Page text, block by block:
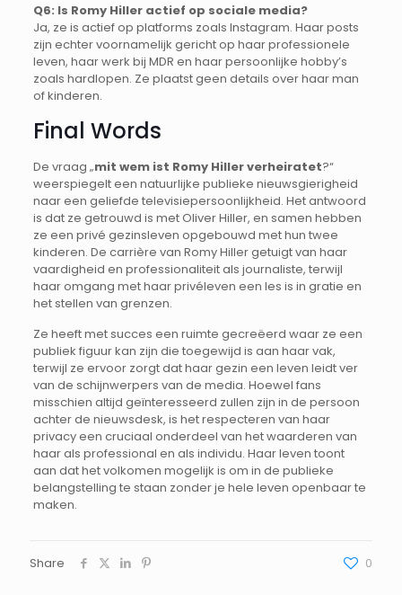
Q6: Is Romy Hiller actief op sociale media?
Ja, ze is actief op platforms zoals Instagram. Haar posts
zijn echter voornamelijk gericht op haar professionele
leven, haar werk bij MDR en haar persoonlijke hobby’s
zoals hardlopen. Ze plaatst geen details over haar man
of kinderen.
Final Words
De vraag „mit wem ist Romy Hiller verheiratet?“
weerspiegelt een natuurlijke publieke nieuwsgierigheid
naar een geliefde televisiepersoonlijkheid. Het antwoord
is dat ze getrouwd is met Oliver Hiller, en samen hebben
ze een privé gezinsleven opgebouwd met hun twee
kinderen. De carrière van Romy Hiller getuigt van haar
vaardigheid en professionaliteit als journaliste, terwijl
haar omgang met haar privéleven een les is in gratie en
het stellen van grenzen.
Ze heeft met succes een ruimte gecreëerd waar ze een
publiek figuur kan zijn die toegewijd is aan haar vak,
terwijl ze ervoor zorgt dat haar gezin een leven leidt ver
van de schijnwerpers van de media. Hoewel fans
misschien altijd geïnteresseerd zullen zijn in de persoon
achter de nieuwsdesk, is het respecteren van haar
privacy een cruciaal onderdeel van het waarderen van
haar als professional en als individu. Haar leven toont
aan dat het volkomen mogelijk is om in de publieke
belangstelling te staan zonder je hele leven openbaar te
maken.
Share 0